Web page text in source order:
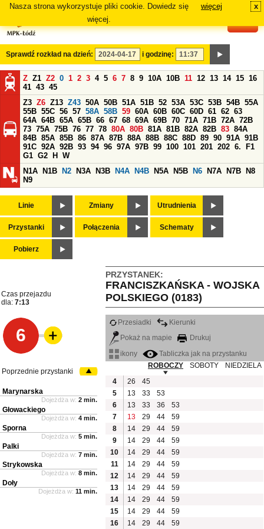
Nasza strona wykorzystuje pliki cookie. Dowiedz się
więcej.
więcej x
Sprawdź rozkład na dzień: i godzinę:
Z Z1 Z2 0 1 2 3 4 5 6 7 8 9 10A 10B 11 12 13 14 15 16
41 43 45
Z3 Z6 Z13 Z43 50A 50B 51A 51B 52 53A 53C 53B 54B 55A
55B 55C 56 57 58A 58B 59 60A 60B 60C 60D 61 62 63
64A 64B 65A 65B 66 67 68 69A 69B 70 71A 71B 72A 72B
73 75A 75B 76 77 78 80A 80B 81A 81B 82A 82B 83 84A
84B 85A 85B 86 87A 87B 88A 88B 88C 88D 89 90 91A 91B
91C 92A 92B 93 94 96 97A 97B 99 100 101 201 202 6.
F1
G1 G2 H
W
N1A
N1B N2 N3A N3B N4A N4B N5A N5B N6 N7A N7B
N8
N9
Linie Zmiany Utrudnienia
Przystanki Połączenia Schematy
Pobierz
PRZYSTANEK:
FRANCISZKAŃSKA - WOJSKA
POLSKIEGO (0183)
Czas przejazdu
dla: 7:13
6
Przesiadki
Kierunki
Pokaż na mapie
Drukuj
ikony
Tabliczka jak na przystanku
ROBOCZY
SOBOTY
NIEDZIELA
4
26
45
5
13 33
53
6
13 33 36
53
7
13 29 44
59
8
14 29 44
59
9
14 29 44
59
10
14 29 44
59
11
14 29 44
59
12
14 29 44
59
13
14 29 44
59
14
14 29 44
59
15
14 29 44
59
16
14 29 44 59
Poprzednie przystanki
Marynarska
Dojeżdża w: 2 min.
Głowackiego
Dojeżdża w: 4 min.
Sporna
Dojeżdża w: 5 min.
Palki
Dojeżdża w: 7 min.
Strykowska
Dojeżdża w: 8 min.
Doły
Dojeżdża w: 11 min.